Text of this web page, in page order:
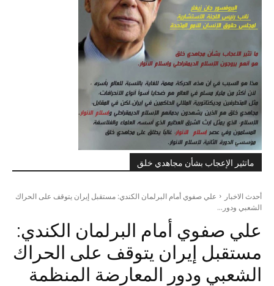
ماتثير الإعجاب بشأن مجاهدي خلق
أحدث الاخبار
علي صفوي أمام البرلمان الكندي: مستقبل إيران يتوقف على الحراك
الشعبي ودور...
علي صفوي أمام البرلمان الكندي:
مستقبل إيران يتوقف على الحراك
الشعبي ودور المعارضة المنظمة